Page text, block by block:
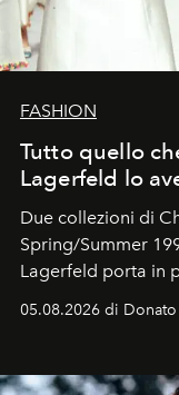
FASHION
Tutto quello
Lagerfeld lo
Due collezioni di
Spring/Summer
Lagerfeld porta in
logomania
Kate, Claudia e
uno dei documenti
05.08.2026 di